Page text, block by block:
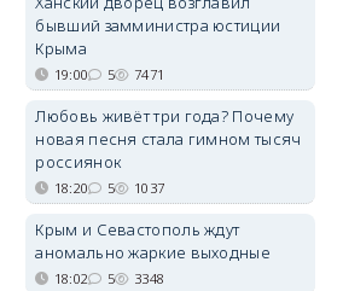
бывший замминистра юстиции
Крыма
19:00 5 7471
Любовь живёт три года? Почему
новая песня стала гимном тысяч
россиянок
18:20 5 1037
Крым и Севастополь ждут
аномально жаркие выходные
18:02 5 3348